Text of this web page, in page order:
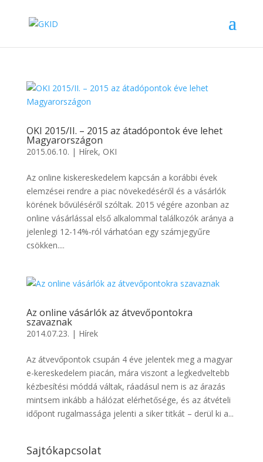
OKI 2015/II. – 2015 az átadópontok éve lehet
Magyarországon
2015.06.10. | Hírek, OKI
Az online kiskereskedelem kapcsán a korábbi évek
elemzései rendre a piac növekedéséről és a vásárlók
körének bővüléséről szóltak. 2015 végére azonban az
online vásárlással első alkalommal találkozók aránya a
jelenlegi 12-14%-ról várhatóan egy számjegyűre
csökken....
Az online vásárlók az átvevőpontokra
szavaznak
2014.07.23. | Hírek
Az átvevőpontok csupán 4 éve jelentek meg a magyar
e-kereskedelem piacán, mára viszont a legkedveltebb
kézbesítési móddá váltak, ráadásul nem is az árazás
mintsem inkább a hálózat elérhetősége, és az átvételi
időpont rugalmassága jelenti a siker titkát – derül ki a...
Sajtókapcsolat